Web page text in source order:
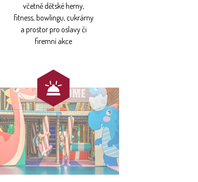
včetně dětské herny,
fitness, bowlingu, cukrárny
a prostor pro oslavy či
firemní akce